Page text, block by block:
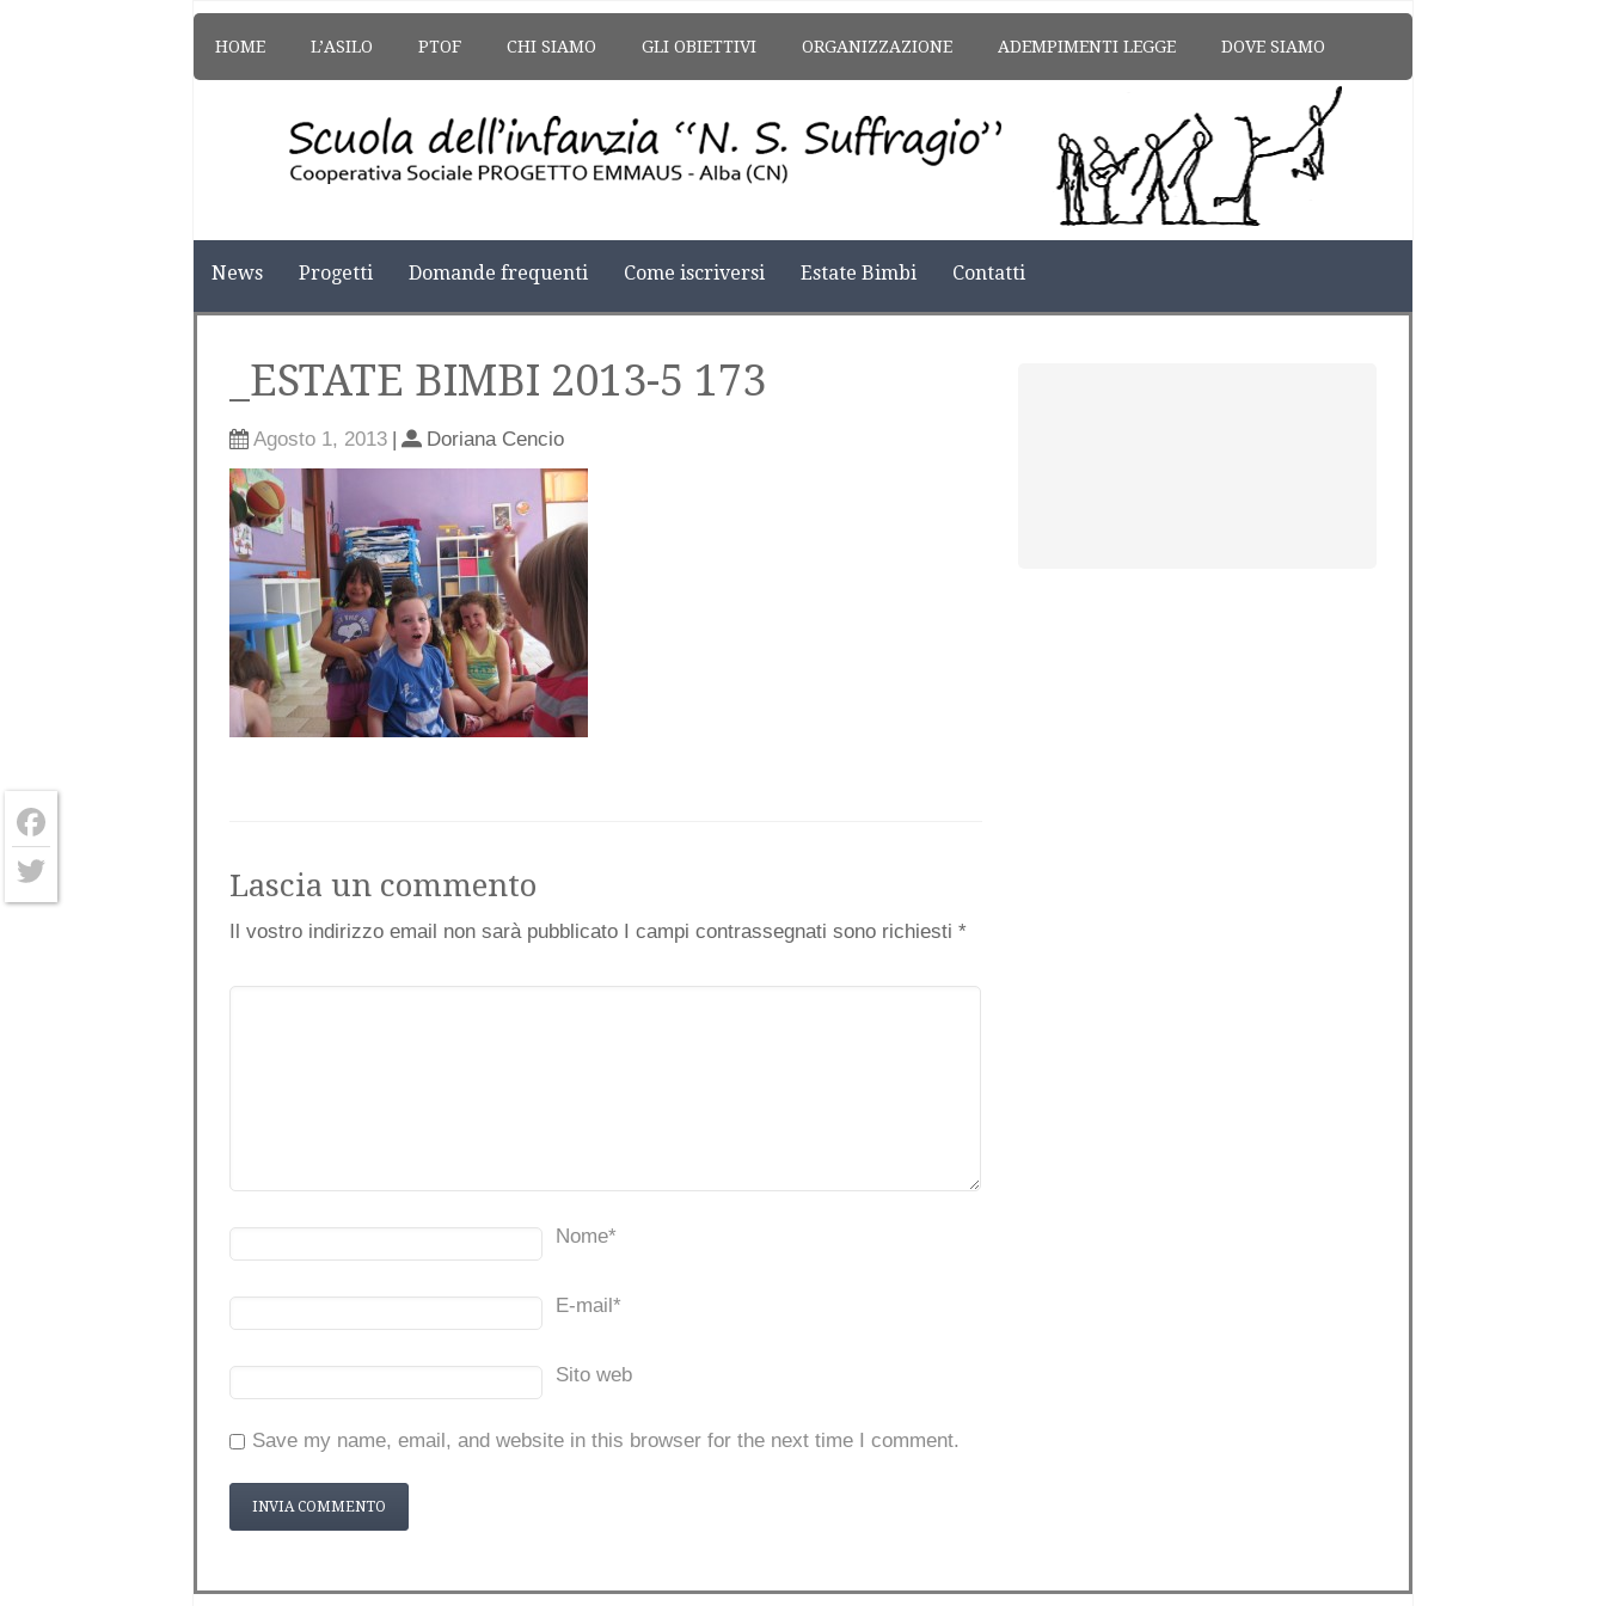
HOME L’ASILO PTOF CHI SIAMO GLI OBIETTIVI ORGANIZZAZIONE ADEMPIMENTI LEGGE DOVE SIAMO
News Progetti Domande frequenti Come iscriversi Estate Bimbi Contatti
_ESTATE BIMBI 2013-5 173
Agosto 1, 2013 | Doriana Cencio
Lascia un commento
Il vostro indirizzo email non sarà pubblicato I campi contrassegnati sono richiesti *
Nome*
E-mail *
Sito web
Save my name, email, and website in this browser for the next time I comment.
Facebook
Twitter